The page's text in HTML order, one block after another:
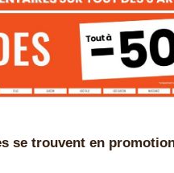
se trouvent en